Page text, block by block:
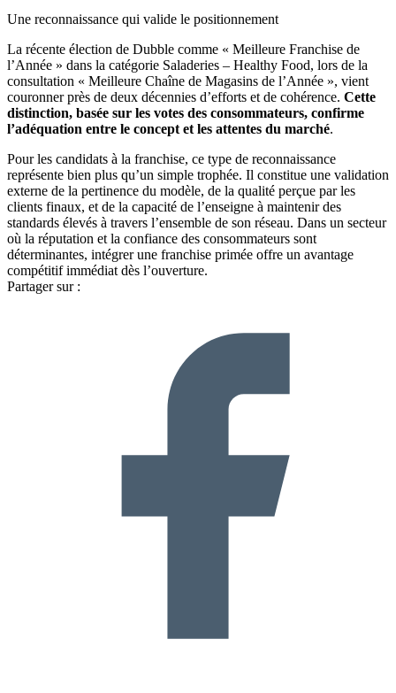
Une reconnaissance qui valide le positionnement
La récente élection de Dubble comme « Meilleure Franchise de
l’Année » dans la catégorie Saladeries – Healthy Food, lors de la
consultation « Meilleure Chaîne de Magasins de l’Année », vient
couronner près de deux décennies d’efforts et de cohérence. Cette
distinction, basée sur les votes des consommateurs, confirme
l’adéquation entre le concept et les attentes du marché.
Pour les candidats à la franchise, ce type de reconnaissance
représente bien plus qu’un simple trophée. Il constitue une validation
externe de la pertinence du modèle, de la qualité perçue par les
clients finaux, et de la capacité de l’enseigne à maintenir des
standards élevés à travers l’ensemble de son réseau. Dans un secteur
où la réputation et la confiance des consommateurs sont
déterminantes, intégrer une franchise primée offre un avantage
compétitif immédiat dès l’ouverture.
Partager sur :